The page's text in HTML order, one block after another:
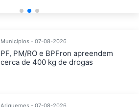
Municípios - 07-08-2026
PF, PM/RO e BPFron apreendem
cerca de 400 kg de drogas
Ariquemes - 07-08-2026